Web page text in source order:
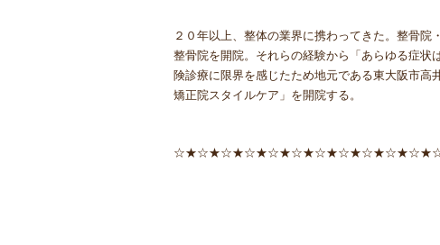
２０年以上、整体の業界に携わってきた。整骨
整骨院を開院。それらの経験から「あらゆる症
険診療に限界を感じたため地元である東大阪市
矯正院スタイルケア」を開院する。